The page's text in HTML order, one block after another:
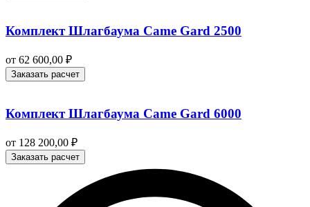
Комплект Шлагбаума Came Gard 2500
от 62 600,00 ₽
Заказать расчет
Комплект Шлагбаума Came Gard 6000
от 128 200,00 ₽
Заказать расчет